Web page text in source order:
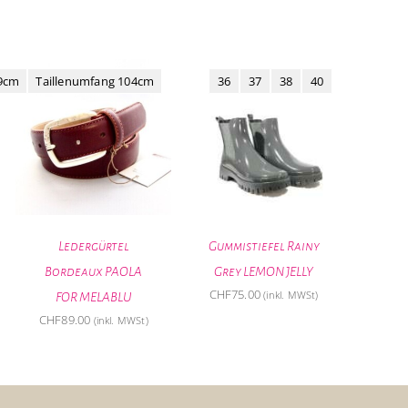
Ledergürtel
Bordeaux PAOLA
FOR MELABLU
Taillenumfang 104cm
CHF89.00 (inkl. MWSt)
Gummistiefel Rainy
Grey LEMON JELLY
36 37 38 40
CHF75.00 (inkl. MWSt)